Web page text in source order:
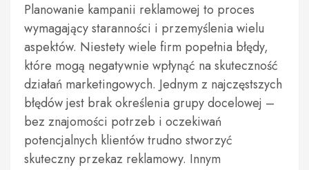
Planowanie kampanii reklamowej to proces
wymagający staranności i przemyślenia wielu
aspektów. Niestety wiele firm popełnia błędy,
które mogą negatywnie wpłynąć na skuteczność
działań marketingowych. Jednym z najczęstszych
błędów jest brak określenia grupy docelowej –
bez znajomości potrzeb i oczekiwań
potencjalnych klientów trudno stworzyć
skuteczny przekaz reklamowy. Innym